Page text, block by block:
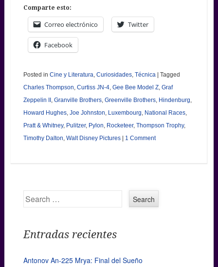
Comparte esto:
Correo electrónico Twitter
Facebook
Posted in Cine y Literatura Curiosidades, Técnica | Tagged
Charles Thompson Curtiss JN-4, Gee Bee Model Z, Graf
Zeppelin II, Granville Brothers, Greenville Brothers, Hindenburg
Howard Hughes, Joe Johnston Luxembourg National Races,
Pratt & Whitney, Pulitzer, Pylon Rocketeer, Thompson Trophy,
Timothy Dalton Walt Disney Pictures | 1 Comment
Search
Entradas recientes
Antonov An-225 Mrya: Final del Sueño